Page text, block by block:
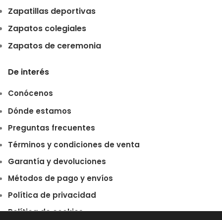
Zapatillas deportivas
Zapatos colegiales
Zapatos de ceremonia
De interés
Conócenos
Dónde estamos
Preguntas frecuentes
Términos y condiciones de venta
Garantía y devoluciones
Métodos de pago y envíos
Política de privacidad
Política de cookies